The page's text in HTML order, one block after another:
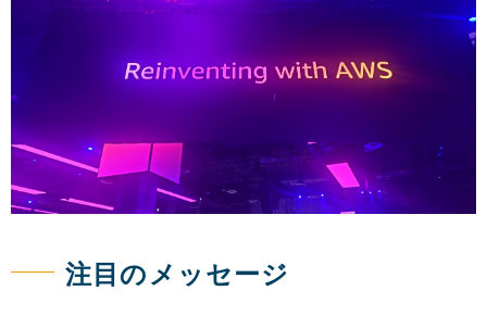
注目のメッセージ